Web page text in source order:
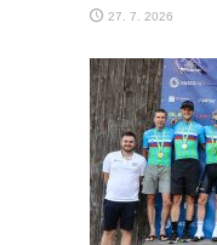
27. 7. 2026